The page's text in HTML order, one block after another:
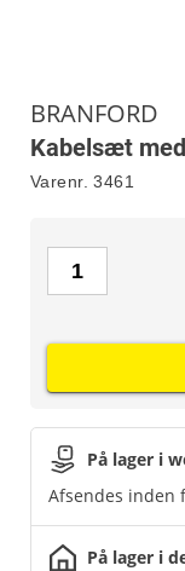
BRANFORD
Kabelsæt
Varenr. 3461
På lager i
Afsendes inden
På lager i